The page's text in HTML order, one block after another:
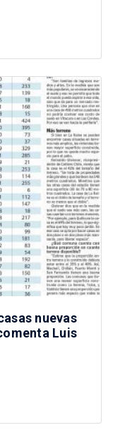
nuevas
Luis